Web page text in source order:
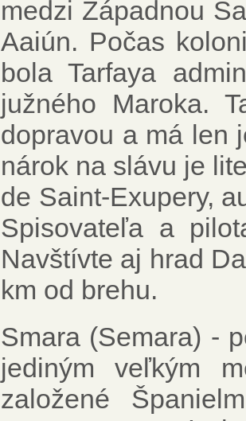
medzi Západnou
Aaiún. Počas
bola Tarfaya
južného Maroka.
dopravou a má len
nárok na slávu je
de Saint-Exupery,
Spisovateľa a
Navštívte aj hrad
km od brehu.
Smara (Semara) -
jediným veľkým
založené